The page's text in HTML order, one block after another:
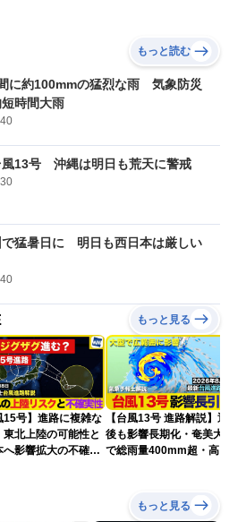
もっと読む
に約100mmの猛烈な雨 気象防災
時間大雨
風13号 沖縄は明日も荒天に警戒
で猛暑日に 明日も西日本は厳しい
もっと見る
15号】進路に複雑な
東北上陸の可能性と
へ影響拡大の不確実
【台風13号 進路解説】
後も影響長期化・奄美大
で総雨量400mm超・高波
もっと見る